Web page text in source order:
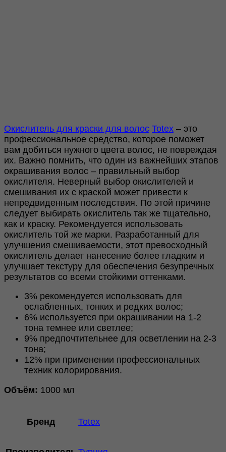
Окислитель для краски для волос Totex – это
профессиональное средство, которое поможет
вам добиться нужного цвета волос, не повреждая
их. Важно помнить, что один из важнейших этапов
окрашивания волос – правильный выбор
окислителя. Неверный выбор окислителей и
смешивания их с краской может привести к
непредвиденным последствия. По этой причине
следует выбирать окислитель так же тщательно,
как и краску. Рекомендуется использовать
окислитель той же марки. Разработанный для
улучшения смешиваемости, этот превосходный
окислитель делает нанесение более гладким и
улучшает текстуру для обеспечения безупречных
результатов со всеми стойкими оттенками.
3% рекомендуется использовать для
ослабленных, тонких и редких волос;
6% используется при окрашивании на 1-2
тона темнее или светлее;
9% предпочтительнее для осветлении на 2-3
тона;
12% при применении профессиональных
техник колорирования.
Объём: 1000 мл
Бренд Totex